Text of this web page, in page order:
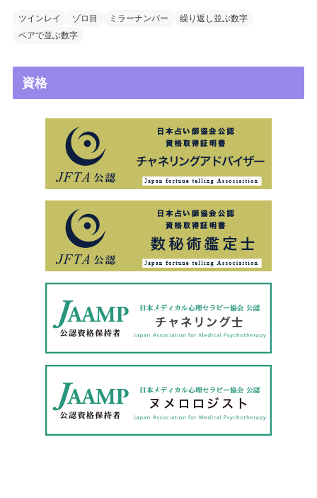
ツインレイ ゾロ目 ミラーナンバー
繰り返し並ぶ数字
ペアで並ぶ数字
資格